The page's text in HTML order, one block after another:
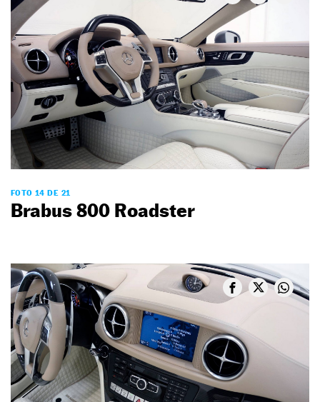
FOTO 14 DE 21
Brabus 800 Roadster